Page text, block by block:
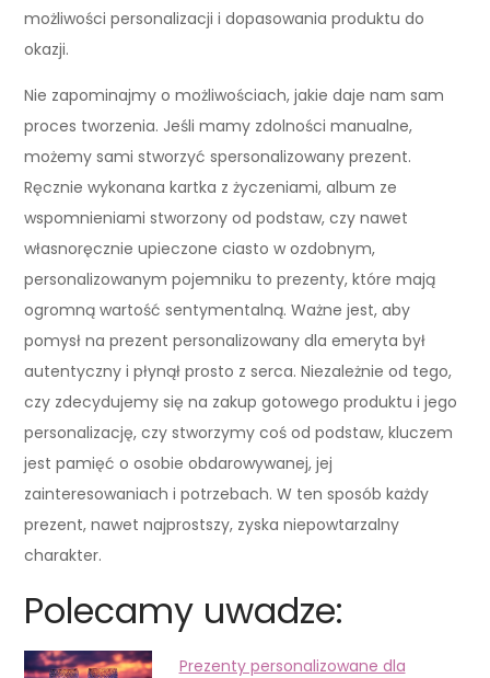
możliwości personalizacji i dopasowania produktu do
okazji.
Nie zapominajmy o możliwościach, jakie daje nam sam
proces tworzenia. Jeśli mamy zdolności manualne,
możemy sami stworzyć spersonalizowany prezent.
Ręcznie wykonana kartka z życzeniami, album ze
wspomnieniami stworzony od podstaw, czy nawet
własnoręcznie upieczone ciasto w ozdobnym,
personalizowanym pojemniku to prezenty, które mają
ogromną wartość sentymentalną. Ważne jest, aby
pomysł na prezent personalizowany dla emeryta był
autentyczny i płynął prosto z serca. Niezależnie od tego,
czy zdecydujemy się na zakup gotowego produktu i jego
personalizację, czy stworzymy coś od podstaw, kluczem
jest pamięć o osobie obdarowywanej, jej
zainteresowaniach i potrzebach. W ten sposób każdy
prezent, nawet najprostszy, zyska niepowtarzalny
charakter.
Polecamy uwadze:
Prezenty personalizowane dla